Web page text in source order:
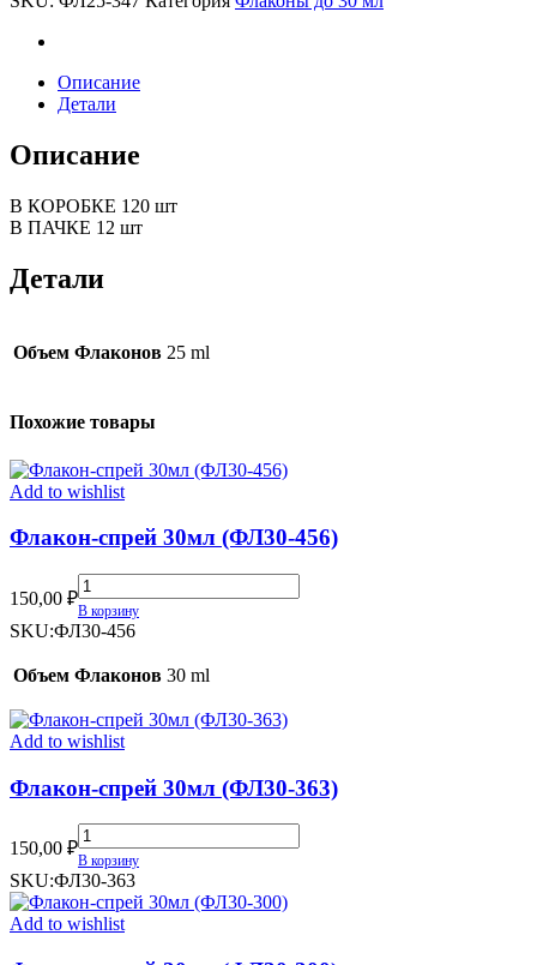
347)
quantity
Описание
Детали
Описание
В КОРОБКЕ 120 шт
В ПАЧКЕ 12 шт
Детали
Объем Флаконов 25 ml
Похожие товары
Add to wishlist
Флакон-спрей 30мл (ФЛ30-456)
150,00 ₽
Флакон-
спрей
30мл
456)
В корзину
SKU:ФЛ30-456
Объем Флаконов 30 ml
Add to wishlist
Флакон-спрей 30мл (ФЛ30-363)
150,00 ₽
Флакон-
спрей
30мл
(ФЛ30-
363)
В корзину
SKU:ФЛ30-363
Add to wishlist